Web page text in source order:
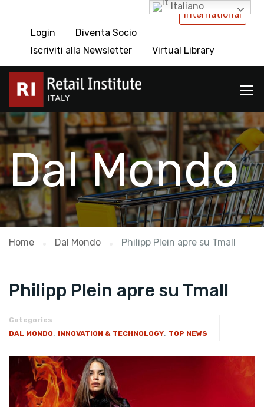
International
Login
Diventa Socio
Iscriviti alla Newsletter
Virtual Library
Dal Mondo
Home Dal Mondo Philipp Plein apre su Tmall
Philipp Plein apre su Tmall
Categories
DAL MONDO, INNOVATION & TECHNOLOGY, TOP NEWS
Italiano